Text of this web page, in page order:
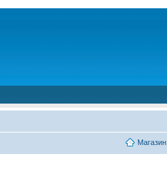
Магазин